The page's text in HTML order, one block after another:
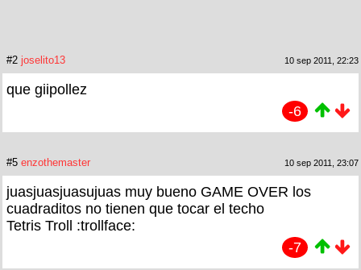
#2 joselito13 10 sep 2011, 22:23
que giipollez
-6
#5 enzothemaster 10 sep 2011, 23:07
juasjuasjuasujuas muy bueno GAME OVER los
cuadraditos no tienen que tocar el techo
Tetris Troll :trollface:
-7